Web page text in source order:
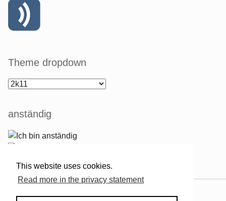
This website uses cookies.
Read more in the privacy statement
Theme dropdown
anständig